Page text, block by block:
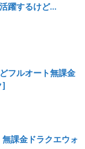
躍するけど…
フルオート無課金
]
課金ドラクエウォ